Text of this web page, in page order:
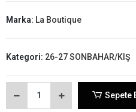
Marka: La Boutique
Kategori: 26-27 SONBAHAR/KIŞ
Sepete